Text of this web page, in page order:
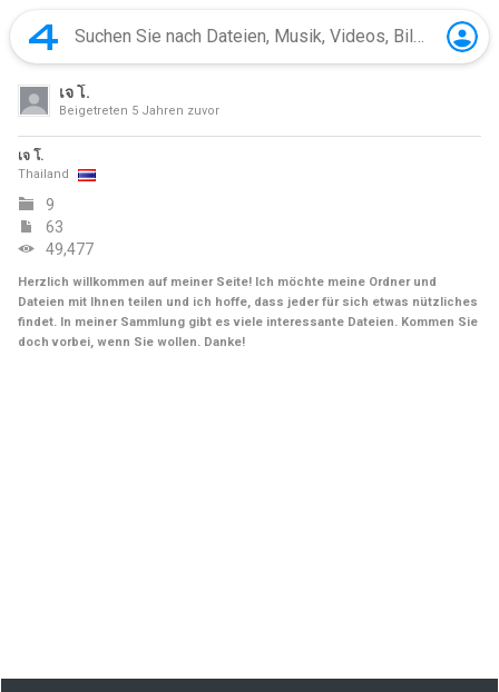
เจ โ.
Beigetreten 5 Jahren zuvor
เจ โ.
Thailand
9
63
49,477
Herzlich willkommen auf meiner Seite! Ich möchte meine Ordner und
Dateien mit Ihnen teilen und ich hoffe, dass jeder für sich etwas nützliches
findet. In meiner Sammlung gibt es viele interessante Dateien. Kommen Sie
doch vorbei, wenn Sie wollen. Danke!